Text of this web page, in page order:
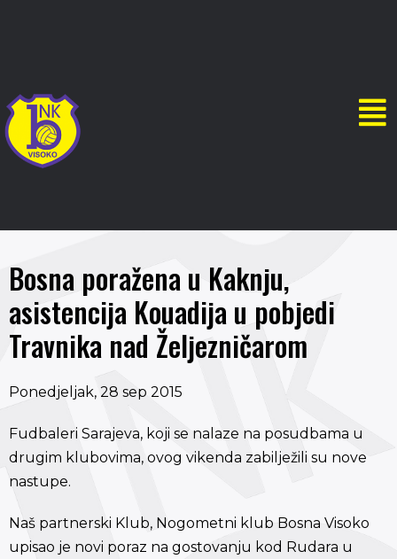
Bosna poražena u Kaknju,
asistencija Kouadija u pobjedi
Travnika nad Željezničarom
Ponedjeljak, 28 sep 2015
Fudbaleri Sarajeva, koji se nalaze na posudbama u
drugim klubovima, ovog vikenda zabilježili su nove
nastupe.
Naš partnerski Klub, Nogometni klub Bosna Visoko
upisao je novi poraz na gostovanju kod Rudara u